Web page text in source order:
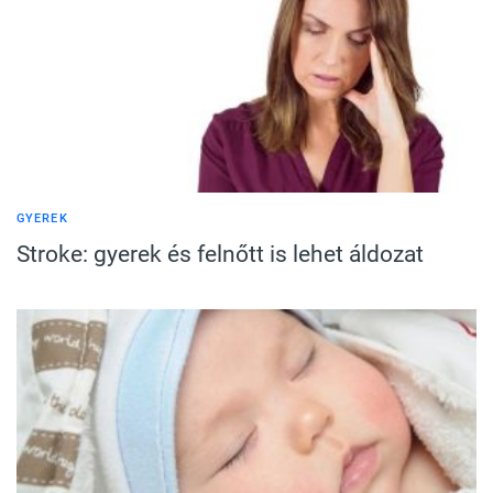
GYEREK
Stroke: gyerek és felnőtt is lehet áldozat